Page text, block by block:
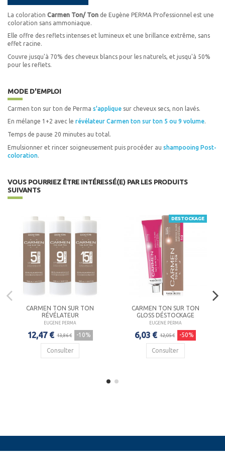
La coloration Carmen Ton/ Ton de Eugène PERMA Professionnel est une
coloration sans ammoniaque.
Elle offre des reflets intenses et lumineux et une brillance extrême, sans
effet racine.
Couvre jusqu'à 70% des cheveux blancs pour les naturels, et jusqu'à 50%
pour les reflets.
MODE D'EMPLOI
Carmen ton sur ton de Perma s'applique sur cheveux secs, non lavés.
En mélange 1+2 avec le révélateur Carmen ton sur ton 5 ou 9 volume.
Temps de pause 20 minutes au total.
Emulsionner et rincer soigneusement puis procéder au shampooing Post-
coloration
VOUS POURRIEZ ÊTRE INTÉRESSÉ(E) PAR LES PRODUITS
SUIVANTS
CARMEN TON SUR TON
RÉVÉLATEUR
EUGENE PERMA
12,47 € 13,86 € -10%
Consulter
DESTOCKAGE
CARMEN TON SUR TON
GLOSS DÉSTOCKAGE
EUGENE PERMA
6,03 € 12,05 € -50%
Consulter